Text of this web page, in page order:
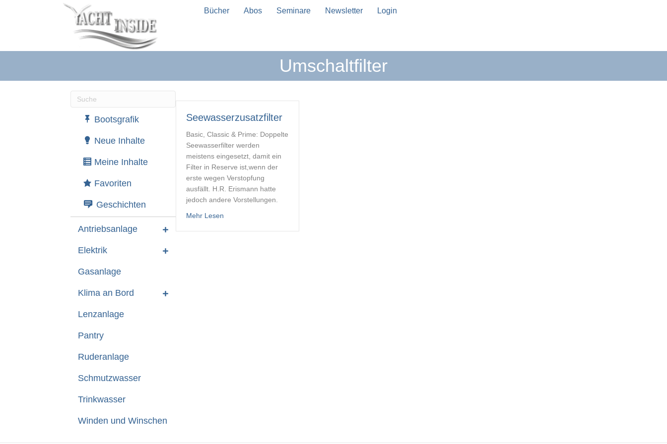
Bücher Abos Seminare Newsletter Login
Umschaltfilter
Wenn die Ergebnisse der automatischen Vervollständigung verfügbar sind, benutze die Pfeile nach oben und unten, um sie zu überprüfen, und die
Bootsgrafik
Neue Inhalte
Meine Inhalte
Favoriten
Geschichten
Antriebsanlage
Elektrik
Gasanlage
Klima an Bord
Lenzanlage
Pantry
Ruderanlage
Schmutzwasser
Trinkwasser
Winden und Winschen
Seewasserzusatzfilter
Basic, Classic & Prime: Doppelte
Seewasserfilter werden
meistens eingesetzt, damit ein
Filter in Reserve ist,wenn der
erste wegen Verstopfung
ausfällt. H.R. Erismann hatte
jedoch andere Vorstellungen.
Mehr Lesen